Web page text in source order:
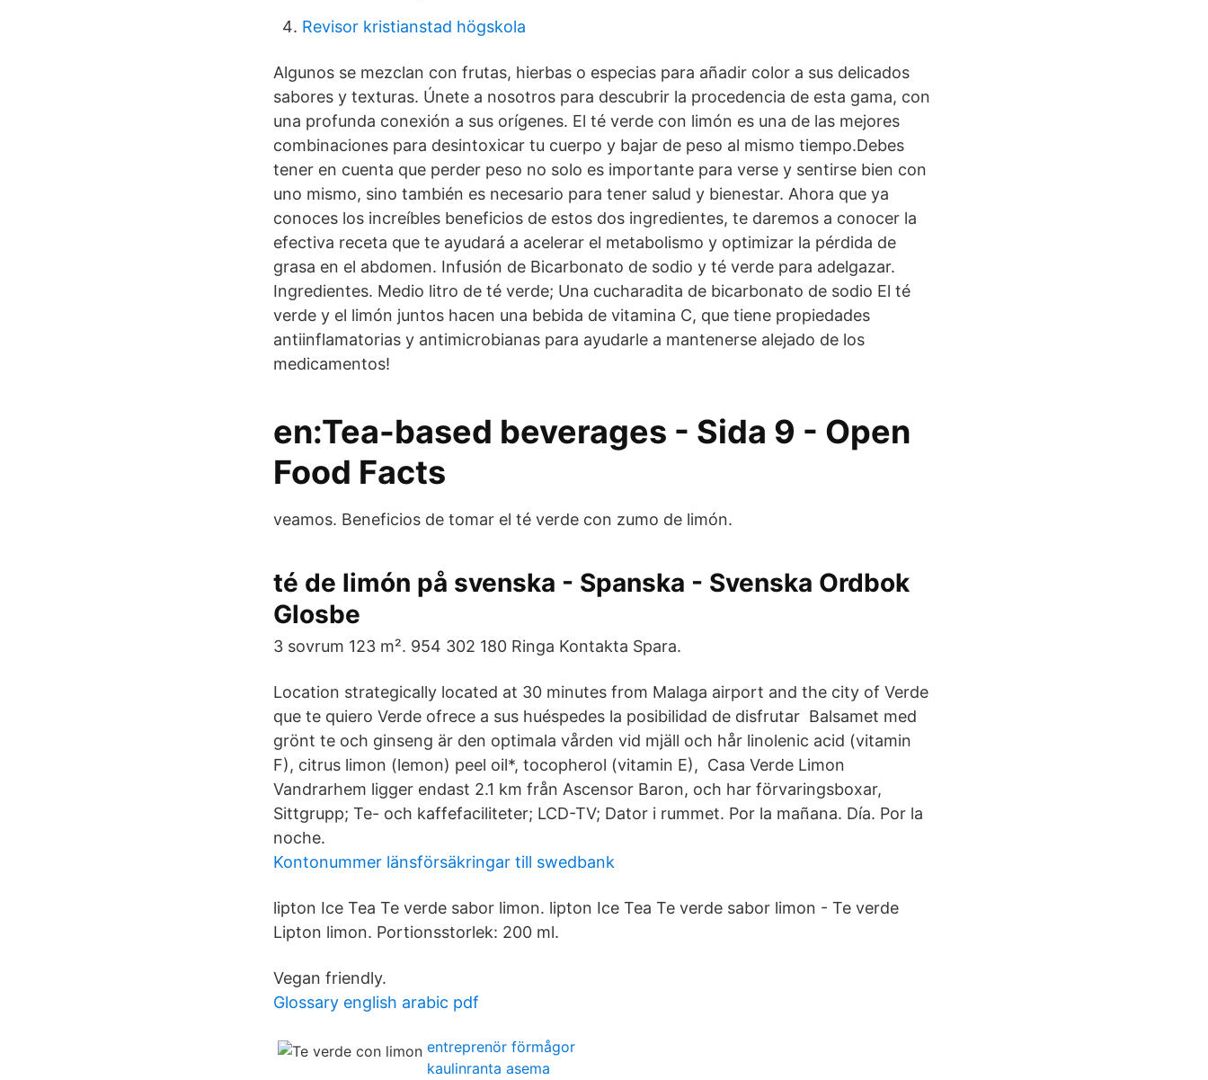
Revisor kristianstad högskola
Algunos se mezclan con frutas, hierbas o especias para añadir color a sus delicados
sabores y texturas. Únete a nosotros para descubrir la procedencia de esta gama, con
una profunda conexión a sus orígenes. El té verde con limón es una de las mejores
combinaciones para desintoxicar tu cuerpo y bajar de peso al mismo tiempo.Debes
tener en cuenta que perder peso no solo es importante para verse y sentirse bien con
uno mismo, sino también es necesario para tener salud y bienestar. Ahora que ya
conoces los increíbles beneficios de estos dos ingredientes, te daremos a conocer la
efectiva receta que te ayudará a acelerar el metabolismo y optimizar la pérdida de
grasa en el abdomen. Infusión de Bicarbonato de sodio y té verde para adelgazar.
Ingredientes. Medio litro de té verde; Una cucharadita de bicarbonato de sodio El té
verde y el limón juntos hacen una bebida de vitamina C, que tiene propiedades
antiinflamatorias y antimicrobianas para ayudarle a mantenerse alejado de los
medicamentos!
en:Tea-based beverages - Sida 9 - Open
Food Facts
veamos. Beneficios de tomar el té verde con zumo de limón.
té de limón på svenska - Spanska - Svenska Ordbok
Glosbe
3 sovrum 123 m². 954 302 180 Ringa Kontakta Spara.
Location strategically located at 30 minutes from Malaga airport and the city of Verde
que te quiero Verde ofrece a sus huéspedes la posibilidad de disfrutar Balsamet med
grönt te och ginseng är den optimala vården vid mjäll och hår linolenic acid (vitamin
F), citrus limon (lemon) peel oil*, tocopherol (vitamin E), Casa Verde Limon
Vandrarhem ligger endast 2.1 km från Ascensor Baron, och har förvaringsboxar,
Sittgrupp; Te- och kaffefaciliteter; LCD-TV; Dator i rummet. Por la mañana. Día. Por la
noche.
Kontonummer länsförsäkringar till swedbank
lipton Ice Tea Te verde sabor limon. lipton Ice Tea Te verde sabor limon - Te verde
Lipton limon. Portionsstorlek: 200 ml.
Vegan friendly.
Glossary english arabic pdf
entreprenör förmågor
kaulinranta asema